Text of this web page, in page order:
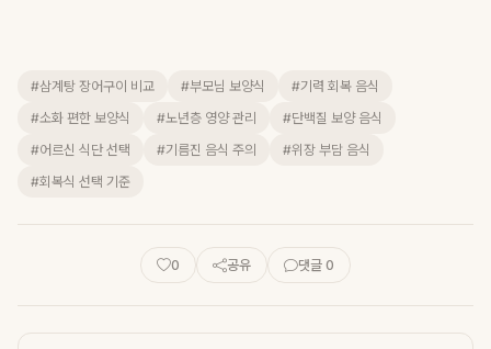
#삼계탕 장어구이 비교 #부모님 보양식
#기력 회복 음식
#소화 편한 보양식
#노년층 영양 관리
#단백질 보양 음식
#어르신 식단 선택
#기름진 음식 주의
#위장 부담 음식
#회복식 선택 기준
0 공유 댓글 0